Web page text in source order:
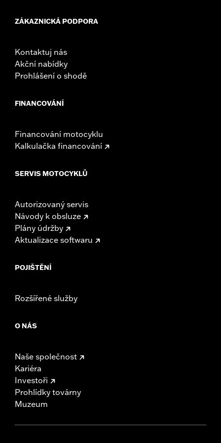
ZÁKAZNICKÁ PODPORA
Kontaktuj nás
Akční nabídky
Prohlášení o shodě
FINANCOVÁNÍ
Financování motocyklu
Kalkulačka financování
SERVIS MOTOCYKLŮ
Autorizovaný servis
Návody k obsluze
Plány údržby
Aktualizace softwaru
POJIŠTĚNÍ
Rozšířené služby
O NÁS
Naše společnost
Kariéra
Investoři
Prohlídky továrny
Muzeum